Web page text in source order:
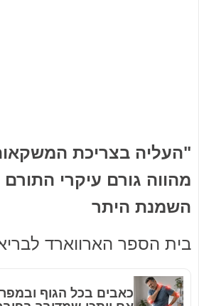
"העליה בצריכת
מהווה גורם עיקרי
השמנת היתר
בית הספר הארווארד
כאבים בכל הגוף